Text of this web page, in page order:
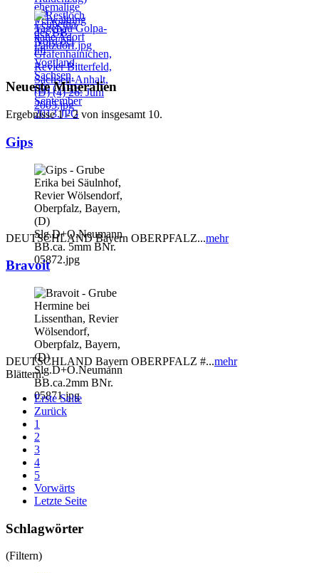
Neueste Mineralien
Ergebnisse 1 - 2 von insgesamt 10.
Gips
DEUTSCHLAND Bayern OBERPFALZ...mehr
Bravoit
DEUTSCHLAND Bayern OBERPFALZ #...mehr
Blättern:
Erste Seite
Zurück
1
2
3
4
5
Vorwärts
Letzte Seite
Schlagwörter
(Filtern)